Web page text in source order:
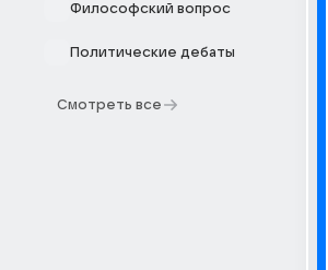
Философский вопрос
Политические дебаты
Смотреть все